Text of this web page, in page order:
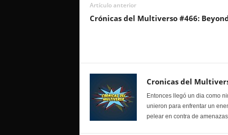
Artículo anterior
Crónicas del Multiverso #466:
Cronicas del
Entonces llegó un dia como
unieron para enfrentar un
pelear en contra de